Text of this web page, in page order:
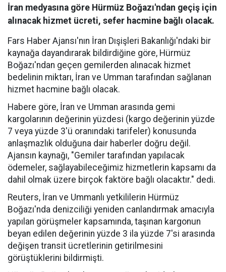
İran medyasına göre Hürmüz Boğazı'ndan geçiş için
alınacak hizmet ücreti, sefer hacmine bağlı olacak.
Fars Haber Ajansı'nın İran Dışişleri Bakanlığı'ndaki bir
kaynağa dayandırarak bildirdiğine göre, Hürmüz
Boğazı'ndan geçen gemilerden alınacak hizmet
bedelinin miktarı, İran ve Umman tarafından sağlanan
hizmet hacmine bağlı olacak.
Habere göre, İran ve Umman arasında gemi
kargolarının değerinin yüzdesi (kargo değerinin yüzde
7 veya yüzde 3'ü oranındaki tarifeler) konusunda
anlaşmazlık olduğuna dair haberler doğru değil.
Ajansın kaynağı, "Gemiler tarafından yapılacak
ödemeler, sağlayabileceğimiz hizmetlerin kapsamı da
dahil olmak üzere birçok faktöre bağlı olacaktır." dedi.
Reuters, İran ve Ummanlı yetkililerin Hürmüz
Boğazı'nda denizciliği yeniden canlandırmak amacıyla
yapılan görüşmeler kapsamında, taşınan kargonun
beyan edilen değerinin yüzde 3 ila yüzde 7'si arasında
değişen transit ücretlerinin getirilmesini
görüştüklerini bildirmişti.